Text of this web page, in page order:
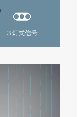
３灯式信号